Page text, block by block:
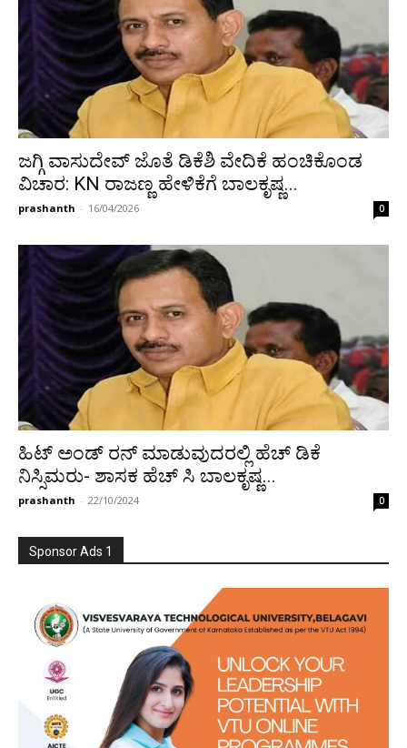
ಜಗ್ಗಿ ವಾಸುದೇವ್ ಜೊತೆ ಡಿಕೆಶಿ ವೇದಿಕೆ ಹಂಚಿಕೊಂಡ
ವಿಚಾರ: KN ರಾಜಣ್ಣ ಹೇಳಿಕೆಗೆ ಬಾಲಕೃಷ್ಣ...
prashanth - 16/04/2026 0
ಹಿಟ್ ಅಂಡ್ ರನ್ ಮಾಡುವುದರಲ್ಲಿ ಹೆಚ್ ಡಿಕೆ
ನಿಸ್ಸಿಮರು- ಶಾಸಕ ಹೆಚ್ ಸಿ ಬಾಲಕೃಷ್ಣ...
prashanth - 22/10/2024 0
Sponsor Ads 1